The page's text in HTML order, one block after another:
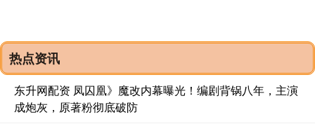
热点资讯
东升网配资 凤囚凰》魔改内幕曝光！编剧背锅八年，主演
成炮灰，原著粉彻底破防